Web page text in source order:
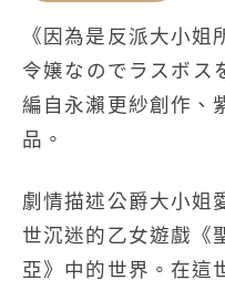
《因為是反派大小姐
令嬢なのでラスボス
編自永瀨更紗創作、
品。
劇情描述公爵大小姐
世沉迷的乙女遊戲《
亞》中的世界。在這